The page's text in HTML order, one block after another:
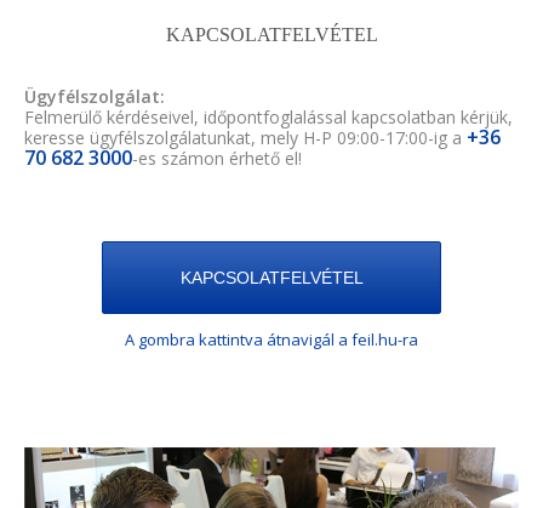
KAPCSOLATFELVÉTEL
Ügyfélszolgálat:
Felmerülő kérdéseivel, időpontfoglalással kapcsolatban kérjük,
keresse ügyfélszolgálatunkat, mely H-P 09:00-17:00-ig a +36
70 682 3000-es számon érhető el!
KAPCSOLATFELVÉTEL
A gombra kattintva átnavigál a feil.hu-ra